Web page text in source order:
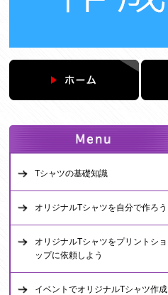
Tシャツの基礎知識
オリジナルTシャツを自分で作ろう
オリジナルTシャツをプリントショ
ップに依頼しよう
イベントでオリジナルTシャツ作成